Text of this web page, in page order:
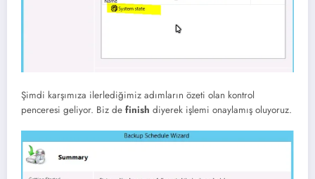
Şimdi karşımıza ilerlediğimiz adımların özeti olan kontrol
penceresi geliyor. Biz de finish diyerek işlemi onaylamış oluyoruz.